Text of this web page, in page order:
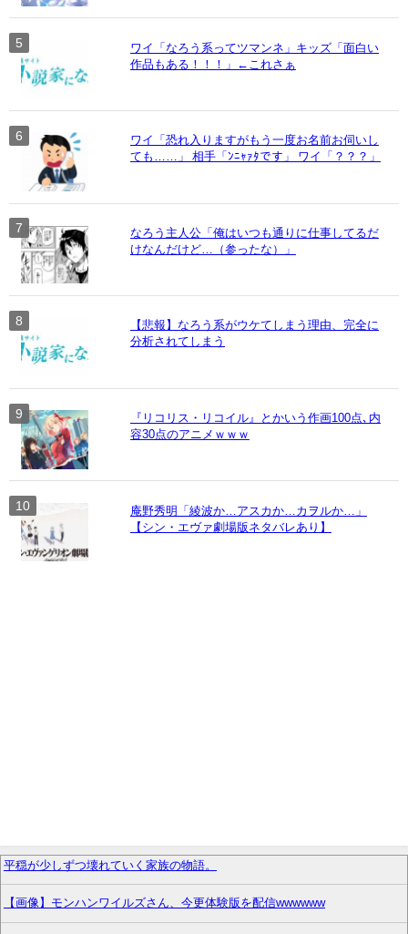
ワイ「なろう系ってツマンネ」キッズ「面白い
作品もある！！！」←これさぁ
ワイ「恐れ入りますがもう一度お名前お伺いし
ても……」 相手「ﾝﾆｬｧﾀです」 ワイ「？？？」
なろう主人公「俺はいつも通りに仕事してるだ
けなんだけど…（参ったな）」
【悲報】なろう系がウケてしまう理由、完全に
分析されてしまう
『リコリス・リコイル』とかいう作画100点､内
容30点のアニメｗｗｗ
庵野秀明「綾波か…アスカか…カヲルか…」
【シン・エヴァ劇場版ネタバレあり】
平穏が少しずつ壊れていく家族の物語。
【画像】モンハンワイルズさん、今更体験版を配信wwwwww